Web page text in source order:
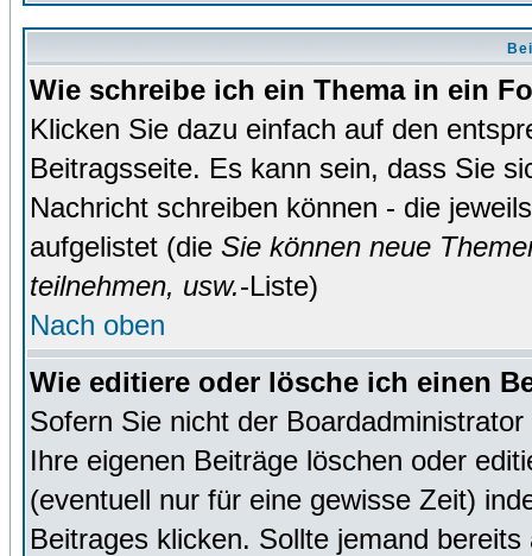
Wie schreibe ich ein Thema in ein
Klicken Sie dazu einfach auf den
Beitragsseite. Es kann sein, dass Sie
Nachricht schreiben können - die
aufgelistet (die Sie können neue
teilnehmen, usw.-Liste)
Nach oben
Wie editiere oder lösche ich einen
Sofern Sie nicht der
Ihre eigenen Beiträge löschen oder
(eventuell nur für eine gewisse Zeit)
Beitrages klicken. Sollte jemand